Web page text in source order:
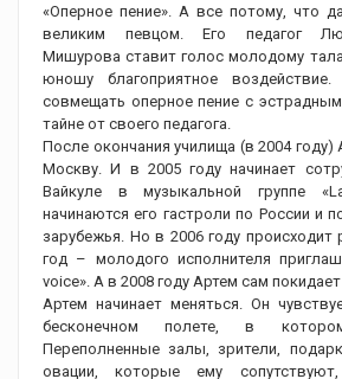
«Оперное пение». А все потому, что
великим певцом. Его педагог
Мишурова ставит голос молодому
юношу благоприятное воздействие.
совмещать оперное пение с
тайне от своего педагога.
После окончания училища (в 2004 году)
Москву. И в 2005 году начинает
Вайкуле в музыкальной группе
начинаются его гастроли по России и
зарубежья. Но в 2006 году происходит
год – молодого исполнителя
voice». А в 2008 году Артем сам
Артем начинает меняться. Он
бесконечном полете, в
Переполненные залы, зрители,
овации, которые ему